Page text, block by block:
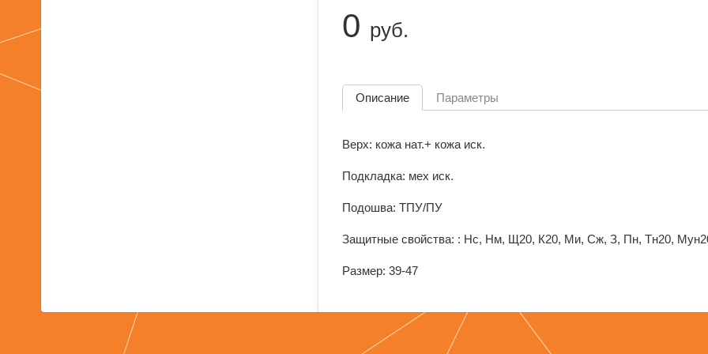
0 руб.
Описание Параметры
Верх: кожа нат.+ кожа иск.
Подкладка: мех иск.
Подошва: ТПУ/ПУ
Защитные свойства: : Нс, Нм, Щ20, К20, Ми, Сж, З, Пн, Тн20,
Размер: 39-47